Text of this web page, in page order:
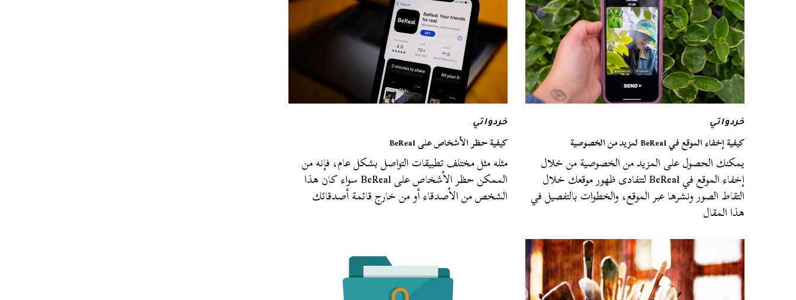
خردواتي
كيفية إخفاء الموقع في BeReal لمزيد من الخصوصية
يمكنك الحصول على المزيد من الخصوصية من خلال
إخفاء الموقع في BeReal لتتفادى ظهور موقعك خلال
التقاط الصور ونشرها عبر الموقع، والخطوات بالتفصيل في
هذا المقال
خردواتي
كيفية حظر الأشخاص على BeReal
مثله مثل مختلف تطبيقات التواصل بشكل عام، فإنه من
الممكن حظر الأشخاص على BeReal سواء كان هذا
الشخص من الأصدقاء أو من خارج قائمة أصدقائك